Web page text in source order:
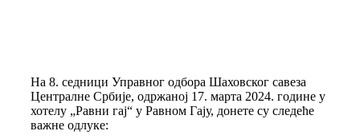
На 8. седници Управног одбора Шаховског савеза
Централне Србије, одржаној 17. марта 2024. године у
хотелу „Равни гај“ у Равном Гају, донете су следеће
важне одлуке: